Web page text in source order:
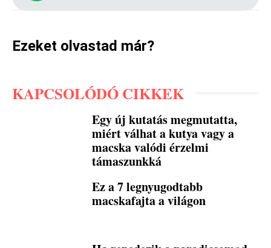
Ezeket olvastad már?
KAPCSOLÓDÓ CIKKEK
Egy új kutatás megmutatta,
miért válhat a kutya vagy a
macska valódi érzelmi
támaszunkká
Ez a 7 legnyugodtabb
macskafajta a világon